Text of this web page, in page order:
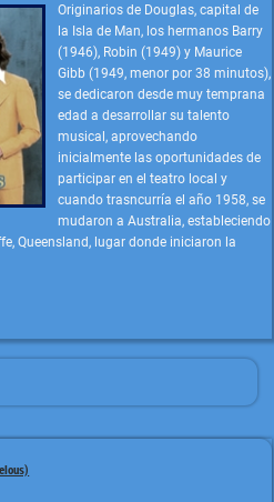
Originarios de Douglas, capital de
la Isla de Man, los hermanos Barry
(1946), Robin (1949) y Maurice
Gibb (1949, menor por 38 minutos),
se dedicaron desde muy temprana
edad a desarrollar su talento
musical, aprovechando
inicialmente las oportunidades de
participar en el teatro local y
cuando trasncurría el año 1958, se
mudaron a Australia, estableciendo
Queensland, lugar donde iniciaron la